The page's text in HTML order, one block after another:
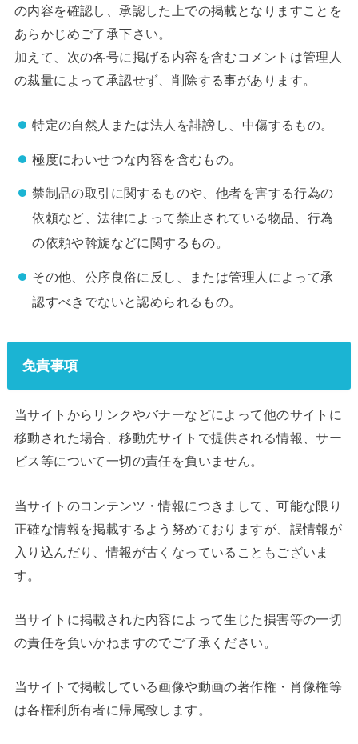
の内容を確認し、承認した上での掲載となりますことを
あらかじめご了承下さい。
加えて、次の各号に掲げる内容を含むコメントは管理人
の裁量によって承認せず、削除する事があります。
特定の自然人または法人を誹謗し、中傷するもの。
極度にわいせつな内容を含むもの。
禁制品の取引に関するものや、他者を害する行為の
依頼など、法律によって禁止されている物品、行為
の依頼や斡旋などに関するもの。
その他、公序良俗に反し、または管理人によって承
認すべきでないと認められるもの。
免責事項
当サイトからリンクやバナーなどによって他のサイトに
移動された場合、移動先サイトで提供される情報、サー
ビス等について一切の責任を負いません。
当サイトのコンテンツ・情報につきまして、可能な限り
正確な情報を掲載するよう努めておりますが、誤情報が
入り込んだり、情報が古くなっていることもございま
す。
当サイトに掲載された内容によって生じた損害等の一切
の責任を負いかねますのでご了承ください。
当サイトで掲載している画像や動画の著作権・肖像権等
は各権利所有者に帰属致します。